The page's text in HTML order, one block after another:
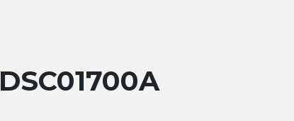
DSC01700A